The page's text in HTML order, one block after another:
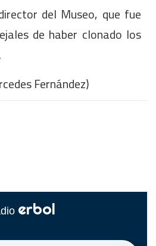
del Museo, que fue
de haber clonado los
Fernández)
erbol